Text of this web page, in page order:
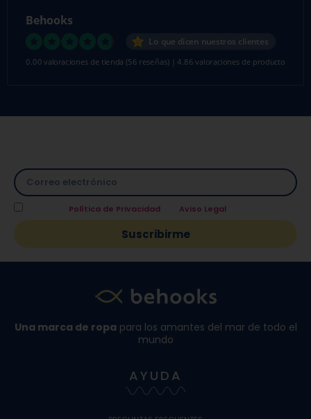
Behooks
Lo que dicen nuestros clientes
0.00 valoraciones de tienda (56 reseñas) |4.86 valoraciones de producto
Política de Privacidad Aviso Legal
Suscribirme
Una marca de ropa para los amantes del mar de todo el
mundo
AYUDA